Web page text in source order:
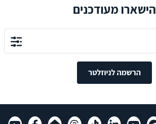
הישארו מעודכנים
הרשמה לניוזלטר